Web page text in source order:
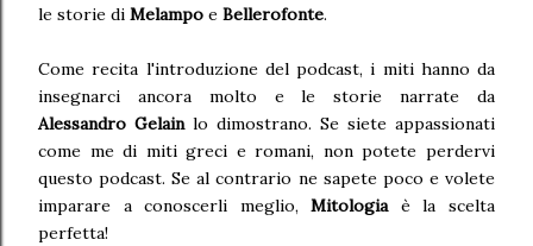
le storie di Melampo e Bellerofonte.
Come recita l'introduzione del podcast, i miti hanno da
insegnarci ancora molto e le storie narrate da
Alessandro Gelainlo dimostrano. Se siete appassionati
come me di miti greci e romani, non potete perdervi
questo podcast. Se al contrario ne sapete poco e volete
imparare a conoscerli meglio,Mitologia è la scelta
perfetta!